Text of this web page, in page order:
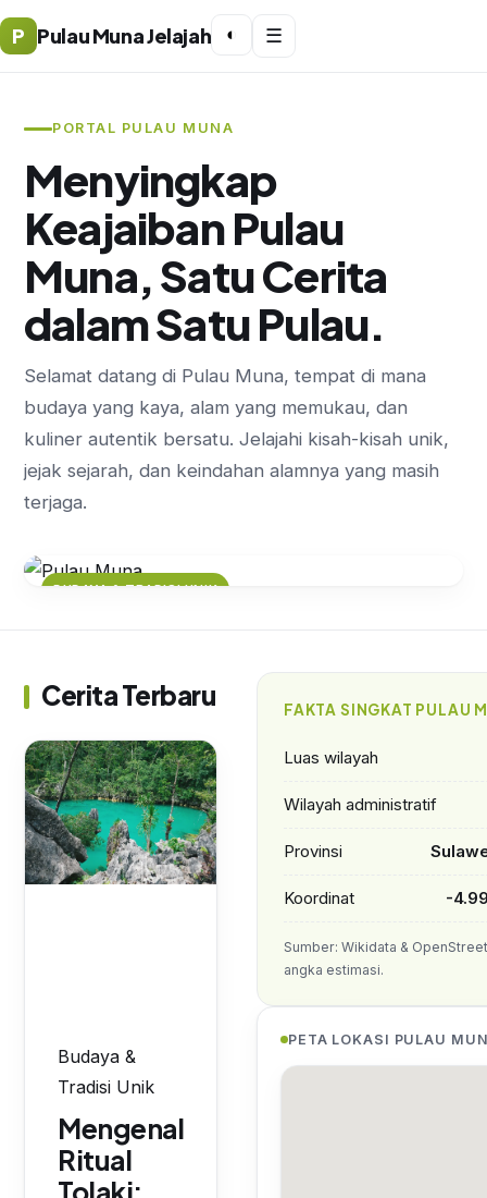
P Pulau Muna Jelajah ◐ ☰
PORTAL PULAU MUNA
Menyingkap
Keajaiban Pulau
Muna, Satu Cerita
dalam Satu Pulau.
Selamat datang di Pulau Muna, tempat di mana
budaya yang kaya, alam yang memukau, dan
kuliner autentik bersatu. Jelajahi kisah-kisah unik,
jejak sejarah, dan keindahan alamnya yang masih
terjaga.
BUDAYA & TRADISI UNIK
Cerita Terbaru
Budaya &
Tradisi Unik
Mengenal
Ritual
FAKTA SINGKAT PULAU
Luas wilayah
Wilayah administratif
Provinsi
Koordinat -
Sumber: Wikidata &
angka estimasi.
PETA LOKASI PULAU